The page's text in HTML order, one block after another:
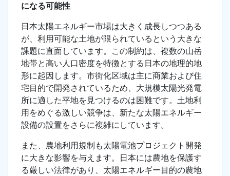
になる可能性
日本太陽エネルギー市場は大きく成長しつつある
が、利用可能な土地が限られているという大きな
課題に直面しています。この制約は、複数の山岳
地帯と高い人口密度を特徴とする日本の地理的地
形に起因します。市街化区域は主に商業および住
宅目的で開発されているため、大規模太陽光発電
所に適した平地を見つけるのは困難です。土地利
用をめぐる激しい競争は、新たな太陽エネルギー
設備の設置をさらに複雑にしています。
また、農地利用規制も太陽電池プロジェクト開発
に大きな影響を与えます。日本には農地を保護す
る厳しい法律があり、太陽エネルギー目的の農地